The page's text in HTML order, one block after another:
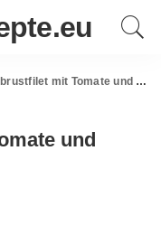
mit Tomate und Mozzarella überbacken
und